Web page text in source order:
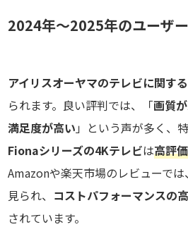
2024年〜2025年のユーザ
アイリスオーヤマのテレビに関す
られます。良い評判では、「画質
満足度が高い 」という声が多く、
Fionaシリーズの4Kテレビは高評価
Amazonや楽天市場のレビューでは
見られ、 コストパフォーマンスの
されています。